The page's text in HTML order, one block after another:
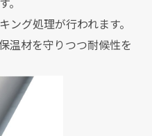
ング処理が行われます。
温材を守りつつ耐候性を